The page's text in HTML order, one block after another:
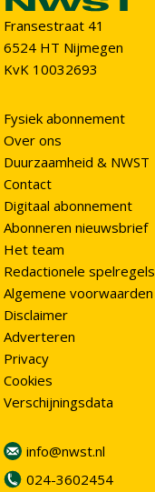
Fransestraat 41
6524 HT Nijmegen
KvK 10032693
Fysiek abonnement
Over ons
Duurzaamheid & NWST
Contact
Digitaal abonnement
Abonneren nieuwsbrief
Het team
Redactionele spelregels
Algemene voorwaarden
Disclaimer
Adverteren
Privacy
Cookies
Verschijningsdata
info@nwst.nl
024-3602454